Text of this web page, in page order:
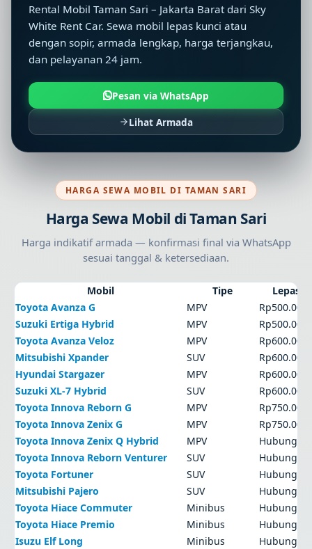
Rental Mobil Taman Sari – Jakarta Barat dari Sky
White Rent Car. Sewa mobil lepas kunci atau
dengan sopir, armada lengkap, harga terjangkau,
dan pelayanan 24 jam.
Pesan via WhatsApp
Lihat Armada
HARGA SEWA MOBIL DI TAMAN SARI
Harga Sewa Mobil di Taman Sari
Harga indikatif armada — konfirmasi final via WhatsApp
sesuai tanggal & ketersediaan.
Mobil Tipe
Lepas
Toyota Avanza G
MPV
Rp500.000
Suzuki Ertiga Hybrid
MPV
Rp500.000
Toyota Avanza Veloz
MPV
Rp600.000
Mitsubishi Xpander
SUV
Rp600.000
Hyundai Stargazer
MPV
Rp600.000
Suzuki XL-7 Hybrid
SUV
Rp600.000
Toyota Innova Reborn G
MPV
Rp750.000
Toyota Innova Zenix G
MPV
Rp750.000
Toyota Innova Zenix Q Hybrid
MPV
Hubungi
Toyota Innova Reborn Venturer
SUV
Hubungi
Toyota Fortuner
SUV
Hubungi
Mitsubishi Pajero
SUV
Hubungi
Toyota Hiace Commuter
Minibus
Hubungi
Toyota Hiace Premio
Minibus
Hubungi
Isuzu Elf Long
Minibus
Hubungi